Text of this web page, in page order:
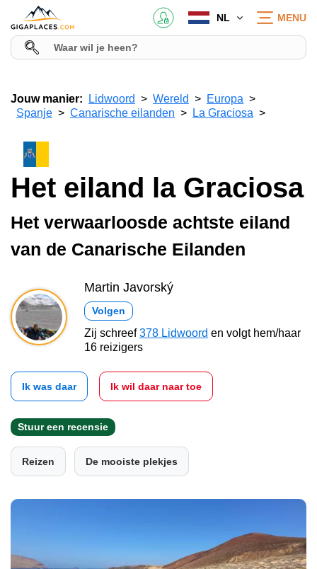
NL MENU
Jouw manier: Lidwoord Wereld
Europa
Spanje
Canarische eilanden La Graciosa
Het eiland la Graciosa
Het verwaarloosde achtste eiland
van de Canarische Eilanden
Martin Javorský
Volgen
Zij schreef378 Lidwoord en volgt hem/haar
16 reizigers
Ik was daar Ik wil daar naar toe
Stuur een recensie
Reizen De mooiste plekjes